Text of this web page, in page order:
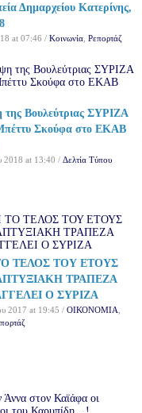
Δημαρχείου Κατερίνης,
at 07:46 / Κοινωνία Ρεπορτάζ
της Βουλεύτριας ΣΥΡΙΖΑ
Σκούφα στο ΕΚΑΒ
2018 at 13:40 / Δελτία Τύπου
ΤΕΛΟΣ ΤΟΥ ΕΤΟΥΣ
ΤΡΑΠΕΖΑ
Ο ΣΥΡΙΖΑ
2017 at 19:45 / ΟΙΚΟΝΟΜΙΑ